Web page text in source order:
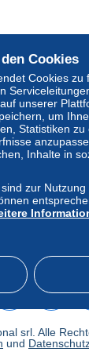
für
ziehen.
die sich auf
Klauseln
der
der
Fristen
Artikeln und
finden Sie in
zu meiner
Cookies
Cookies zu
unserer
um
Statistiken
Inhalte in
zur
srl. Alle
und